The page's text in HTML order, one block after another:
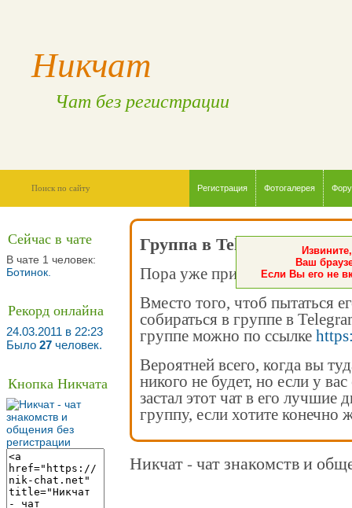
Никчат
Чат без регистрации
Регистрация Фотогалерея
Сейчас в чате
В чате 1 человек:
Ботинок
Рекорд онлайна
24.03.2011 в 22:23
Было 27 человек.
Кнопка Никчата
Группа в Telegram
Пора уже признать - чат
Вместо того, чтоб пытаться
собираться в группе в
группе можно по ссылке
Вероятней всего, когда вы
никого не будет, но если у
застал этот чат в его лучшие
группу, если хотите конечно
Никчат - чат знакомств и
Ваш
Если Вы его не